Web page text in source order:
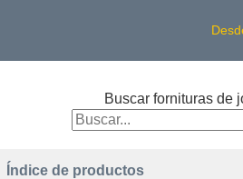
Buscar fornituras de
Índice de productos